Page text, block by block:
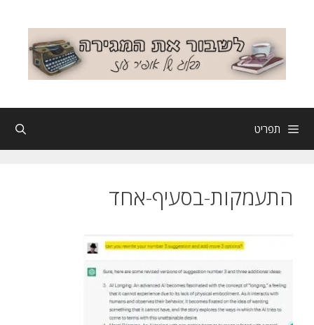
תפריט
התעמקות-בסעיף-אחד